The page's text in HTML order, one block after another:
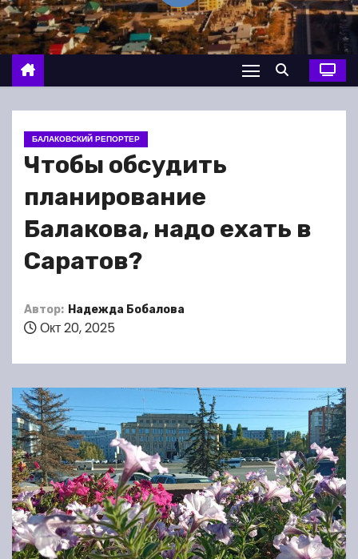
о
м
у
БАЛАКОВСКИЙ РЕПОРТЕР
Чтобы обсудить
планирование
Балакова, надо ехать в
Саратов?
Автор: Надежда Бобалова
Окт 20, 2025